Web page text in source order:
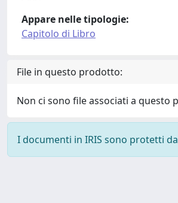
Appare nelle tipologie:
Capitolo di Libro
File in questo prodotto:
Non ci sono file associati a questo
I documenti in IRIS sono protetti